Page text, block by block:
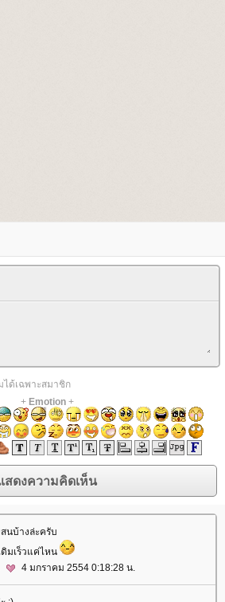
ได้เฉพาะสมาชิก
+ Emotion+
นบ้างล่ะครับ
มเร็วแค่ไหน
4 มกราคม 2554 0:18:28 น.